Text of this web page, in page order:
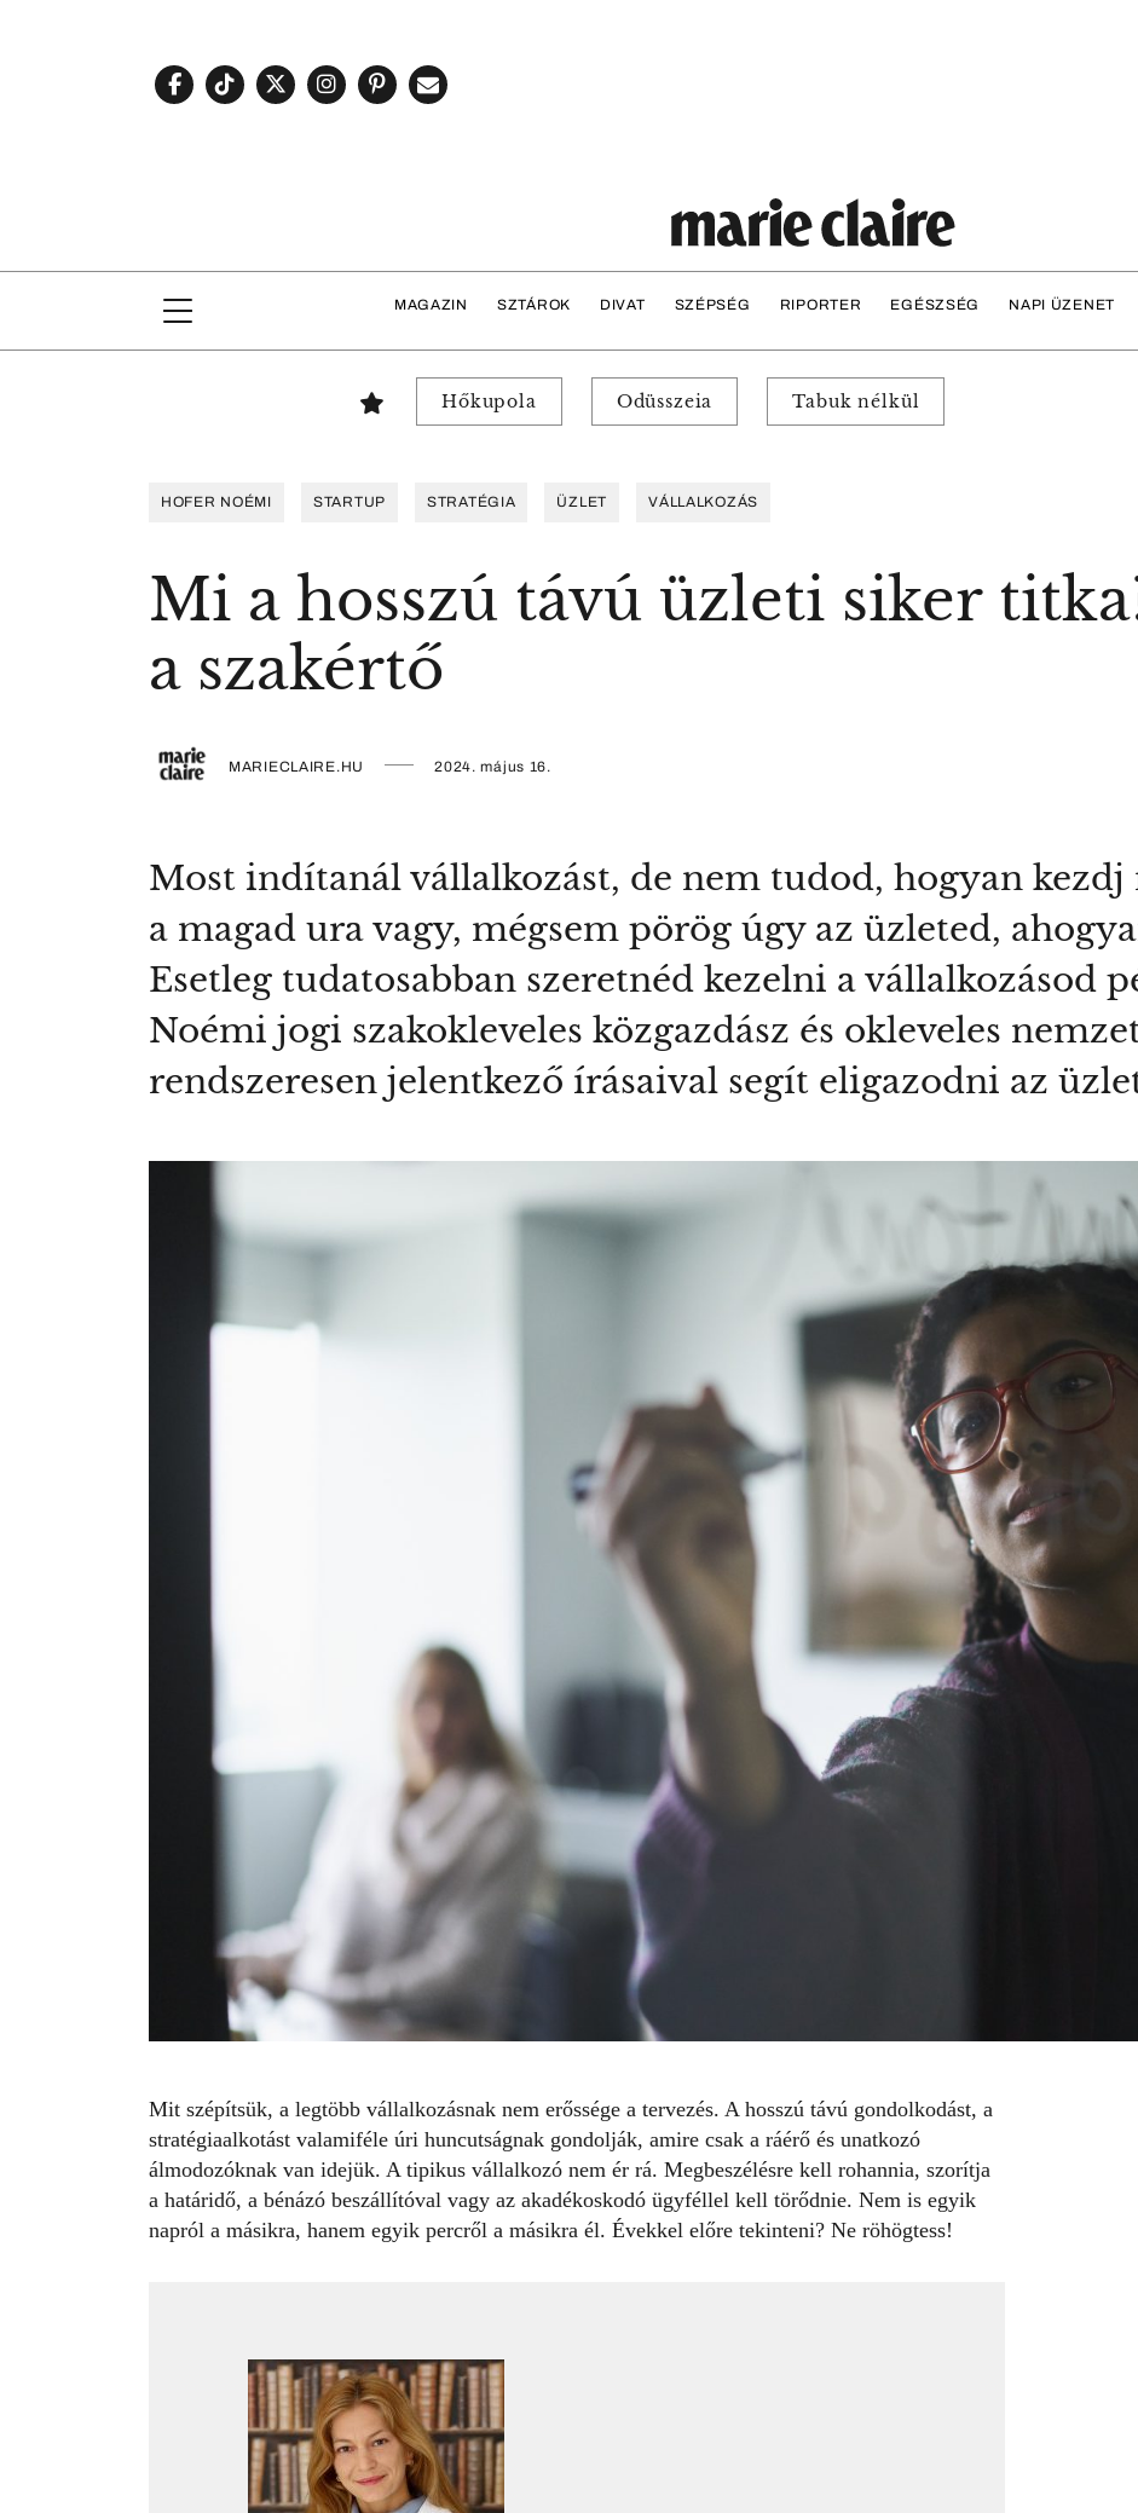
MAGAZIN SZTÁROK DIVAT SZÉPSÉG RIPORTER EGÉSZSÉG NAPI ÜZENET
Hőkupola Odüsszeia Tabuk nélkül
HOFER NOÉMI STARTUP STRATÉGIA ÜZLET VÁLLALKOZÁS
Mi a hosszú távú üzleti siker
a szakértő
MARIECLAIRE.HU 2024. május 16.
Most indítanál vállalkozást, de nem tudod, hogyan kezdj
a magad ura vagy, mégsem pörög úgy az üzleted,
Esetleg tudatosabban szeretnéd kezelni a vállalkozásod
Noémi jogi szakokleveles közgazdász és okleveles
rendszeresen jelentkező írásaival segít eligazodni az
Mit szépítsük, a legtöbb vállalkozásnak nem erőssége a tervezés. A hosszú távú gondolkodást, a
stratégiaalkotást valamiféle úri huncutságnak gondolják, amire csak a ráérő és unatkozó
álmodozóknak van idejük. A tipikus vállalkozó nem ér rá. Megbeszélésre kell rohannia, szorítja
a határidő, a bénázó beszállítóval vagy az akadékoskodó ügyféllel kell törődnie. Nem is egyik
napról a másikra, hanem egyik percről a másikra él. Évekkel előre tekinteni? Ne röhögtess!